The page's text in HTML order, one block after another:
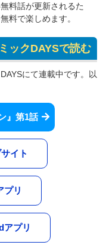
料話が更新されるた
料で楽しめます。
ックDAYSで読む
にて連載中です。以
』第1話
イト
プリ
アプリ